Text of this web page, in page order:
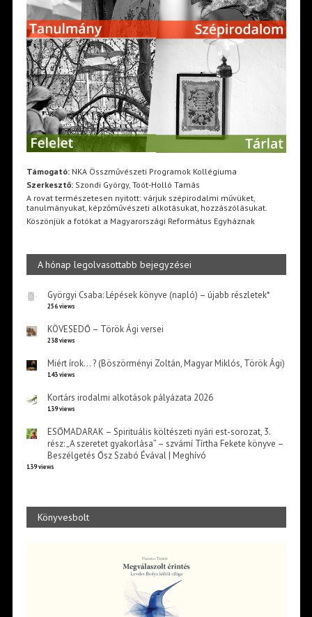
Támogató:NKA Összművészeti Programok Kollégiuma
Szerkesztő:Szondi György, Toót-Holló Tamás
A rovat természetesen nyitott: várjuk szépirodalmi művüket,
tanulmányukat, képzőművészeti alkotásukat, hozzászólásukat.
Köszönjük a fotókat a Magyarországi Református Egyháznak
A hónap legolvasottabb bejegyzései
Györgyi Csaba: Lépések könyve (napló) – újabb részletek*
256 views
KÖVESEDŐ – Török Ági versei
238 views
Miért írok… ? (Böszörményi Zoltán, Magyar Miklós, Török Ági)
143 views
Kortárs irodalmi alkotások pályázata 2026
139 views
ESŐMADARAK – Spirituális költészeti nyári est-sorozat, 3.
rész: „A szeretet gyakorlása” – szvámí Tírtha Fekete könyve –
Beszélgetés Ősz Szabó Évával | Meghívó
139 views
Könyvesbolt